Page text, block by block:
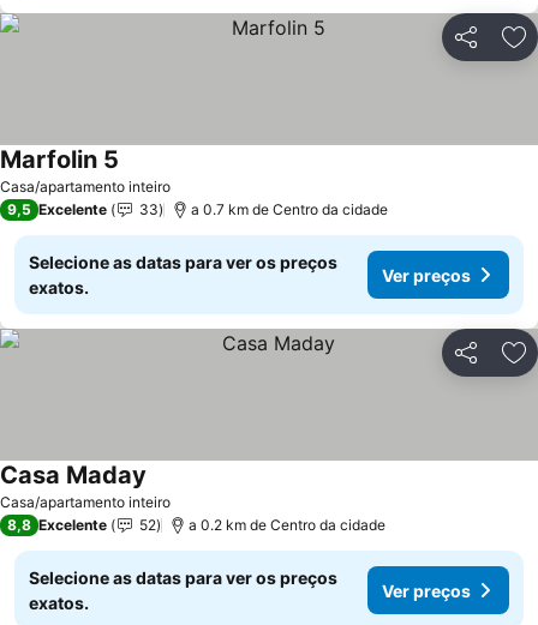
Partilhar
Casa/apartamento inteiro
Marfolin 5
9,5 Excelente 33 a 0.7 km de Centro da cidade
Selecione as datas para ver os preços
exatos.
Ver preços
Partilhar
Casa/apartamento inteiro
Casa Maday
8,8 Excelente 52 a 0.2 km de Centro da cidade
Selecione as datas para ver os preços
exatos.
Ver preços